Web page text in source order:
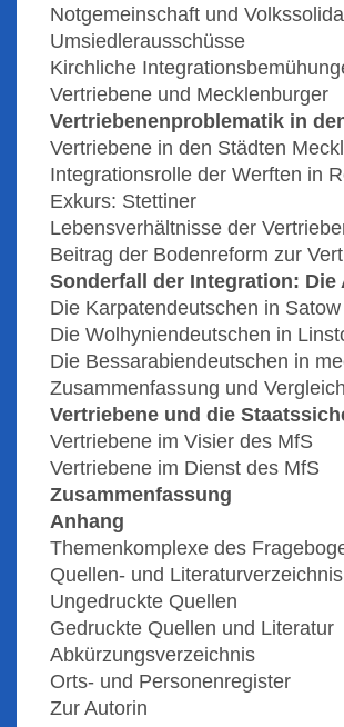
Notgemeinschaft und
Umsiedlerausschüsse
Kirchliche
Vertriebene und Mecklenburger
Vertriebenenproblematik in
Vertriebene in den Städten
Integrationsrolle der Werften in
Exkurs: Stettiner
Lebensverhältnisse der
Beitrag der Bodenreform zur
Sonderfall der Integration:
Die Karpatendeutschen in Satow
Die Wolhyniendeutschen in
Die Bessarabiendeutschen in
Zusammenfassung und
Vertriebene und die
Vertriebene im Visier des MfS
Vertriebene im Dienst des MfS
Zusammenfassung
Anhang
Themenkomplexe des
Quellen- und Literaturverzeichnis
Ungedruckte Quellen
Gedruckte Quellen und Literatur
Abkürzungsverzeichnis
Orts- und Personenregister
Zur Autorin